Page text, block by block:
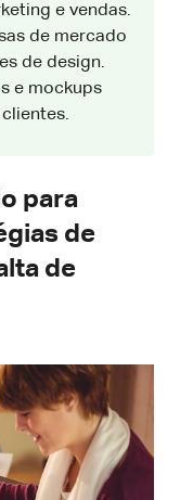
e vendas.
de mercado
de design.
e mockups
para
de
de